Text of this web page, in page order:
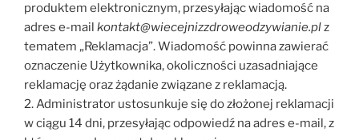
produktem elektronicznym, przesyłając wiadomość na
adres e-mail kontakt@wiecejnizzdroweodzywianie.plz
tematem „Reklamacja”. Wiadomość powinna zawierać
oznaczenie Użytkownika, okoliczności uzasadniające
reklamację oraz żądanie związane z reklamacją.
2. Administrator ustosunkuje się do złożonej reklamacji
w ciągu 14 dni, przesyłając odpowiedź na adres e-mail, z